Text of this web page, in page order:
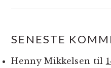
SENESTE
Henny Mikkelsen til